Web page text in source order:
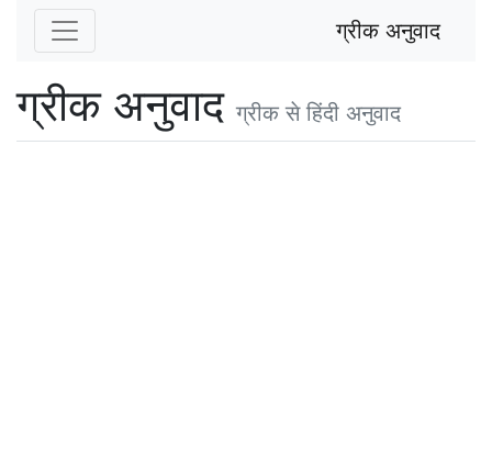
ग्रीक अनुवाद
ग्रीक अनुवादग्रीक से हिंदी अनुवाद